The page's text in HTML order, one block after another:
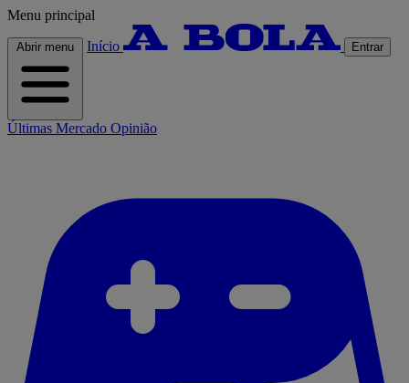
Menu principal
Abrir menu Início Entrar
Últimas Mercado Opinião